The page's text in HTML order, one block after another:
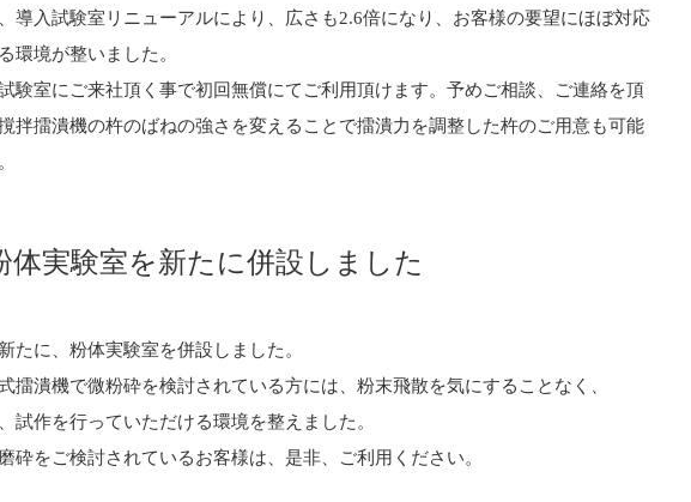
導入試験室リニューアルにより、広さも2.6倍になり、お客様の要望にほぼ対応
環境が整いました。
験室にご来社頂く事で初回無償にてご利用頂けます。予めご相談、ご連絡を頂
拌擂潰機の杵のばねの強さを変えることで擂潰力を調整した杵のご用意も可能
体実験室を新たに併設しました
たに、粉体実験室を併設しました。
擂潰機で微粉砕を検討されている方には、粉末飛散を気にすることなく、
試作を行っていただける環境を整えました。
砕をご検討されているお客様は、是非、ご利用ください。